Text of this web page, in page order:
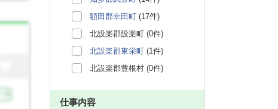
額田郡幸田町 (17件)
北設楽郡設楽町 (0件)
北設楽郡東栄町 (1件)
北設楽郡豊根村 (0件)
仕事内容